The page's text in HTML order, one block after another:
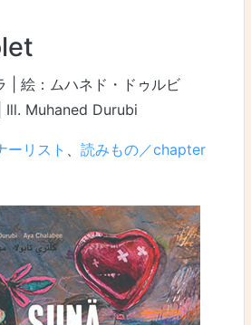
| 絵：ムハネド・ドゥルビ
Muhaned Durubi
ーリスト 、 読みもの／chapter